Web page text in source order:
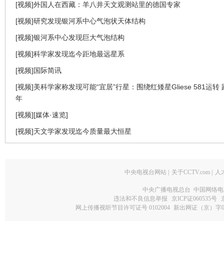
[视频]外国人在西藏：羊八井天文观测站里的德国专家
[视频]研究发现银河系中心气泡状天体结构
[视频]银河系中心发现巨大气泡结构
[视频]科学家发现迄今距地最远星系
[视频]国际简讯
[视频]美科学家称发现可能“宜居”行星：围绕红矮星Gliese 581运转
年
[视频][媒体·速览]
[视频]天文学家发现迄今质量最大恒星
中央电视台网站 关于CCTV.com 人
中央广播电视总台 中国网络
违法和不良信息举报
京ICP证060535号
网上传播视听节目许可证号 0102004 新出网证（京）